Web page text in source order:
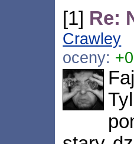
[1] Re:
Crawley
oceny: +0